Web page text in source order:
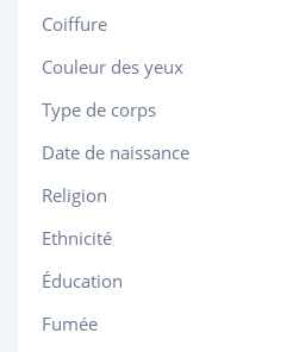
Coiffure
Couleur des yeux
Type de corps
Date de naissance
Religion
Ethnicité
Éducation
Fumée